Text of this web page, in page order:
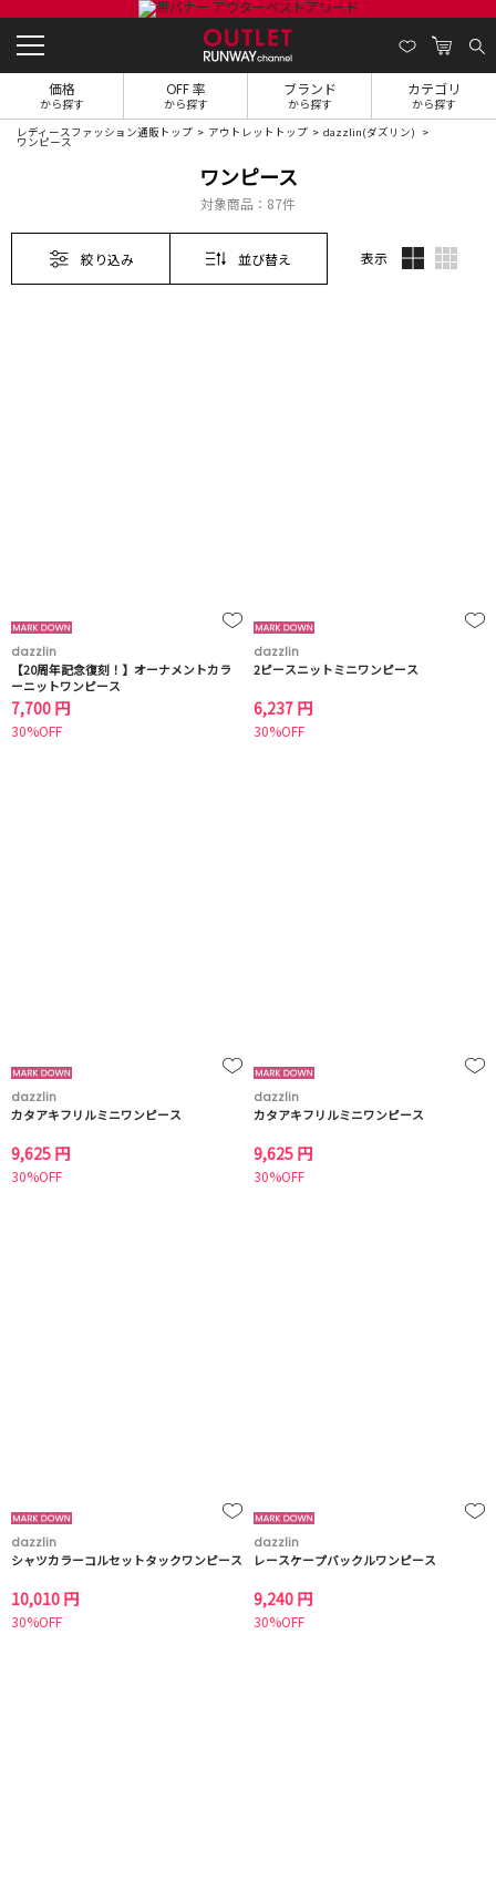
価格
から探す
OFF 率
から探す
ブランド
から探す
カテゴリ
から探す
レディースファッション通販トップ アウトレットトップ dazzlin(ダズリン)
ワンピース
ワンピース
対象商品： 87件
絞り込み 並び替え 表示
dazzlin
【20周年記念復刻！】オーナメントカラ
ーニットワンピース
7,700 円
30%OFF
dazzlin
2ピースニットミニワンピース
6,237 円
30%OFF
dazzlin
カタアキフリルミニワンピース
9,625 円
30%OFF
dazzlin
カタアキフリルミニワンピース
9,625 円
30%OFF
dazzlin
シャツカラーコルセットタックワンピース
10,010 円
30%OFF
dazzlin
レースケープバックルワンピース
9,240 円
30%OFF